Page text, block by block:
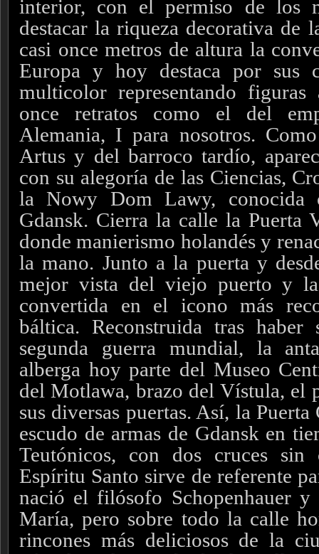
interior, con el permiso de los
destacar la riqueza decorativa de
casi once metros de altura la
Europa y hoy destaca por sus
multicolor representando figuras
once retratos como el del
Alemania, I para nosotros.
Artus y del barroco tardío,
con su alegoría de las Ciencias,
la Nowy Dom Lawy, conocida
Gdansk. Cierra la calle la Puerta
donde manierismo holandés y
la mano. Junto a la puerta y
mejor vista del viejo puerto y
convertida en el icono más
báltica. Reconstruida tras
segunda guerra mundial, la
alberga hoy parte del Museo
del Motlawa, brazo del Vístula, el
sus diversas puertas. Así, la
escudo de armas de Gdansk en
Teutónicos, con dos cruces
Espíritu Santo sirve de referente
nació el filósofo Schopenhauer
María, pero sobre todo la calle
rincones más deliciosos de la